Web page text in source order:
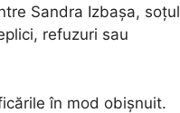
Sandra Izbașa, soțul
refuzuri sau
în mod obișnuit.